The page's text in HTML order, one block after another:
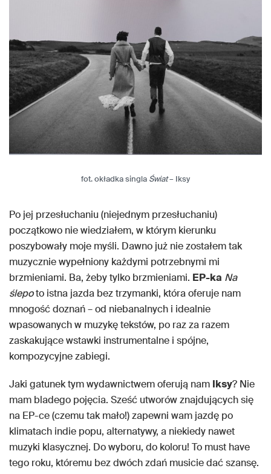
fot. okładka singla Świat– Iksy
Po jej przesłuchaniu (niejednym przesłuchaniu)
początkowo nie wiedziałem, w którym kierunku
poszybowały moje myśli. Dawno już nie zostałem tak
muzycznie wypełniony każdymi potrzebnymi mi
brzmieniami. Ba, żeby tylko brzmieniami. EP-ka Na
ślepoto istna jazda bez trzymanki, która oferuje nam
mnogość doznań – od niebanalnych i idealnie
wpasowanych w muzykę tekstów, po raz za razem
zaskakujące wstawki instrumentalne i spójne,
kompozycyjne zabiegi.
Jaki gatunek tym wydawnictwem oferują nam Iksy? Nie
mam bladego pojęcia. Sześć utworów znajdujących się
na EP-ce (czemu tak mało!) zapewni wam jazdę po
klimatach indie popu, alternatywy, a niekiedy nawet
muzyki klasycznej. Do wyboru, do koloru! To must have
tego roku, któremu bez dwóch zdań musicie dać szansę.